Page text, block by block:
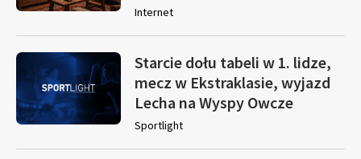
Internet
Starcie dołu tabeli w 1. lidze,
mecz w Ekstraklasie, wyjazd
Lecha na Wyspy Owcze
Sportlight